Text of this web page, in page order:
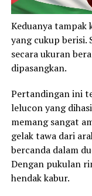
Keduanya tampak
yang cukup berisi.
secara ukuran
dipasangkan.
Pertandingan ini
lelucon yang
memang sangat
gelak tawa dari
bercanda dalam
Dengan pukulan
hendak kabur.